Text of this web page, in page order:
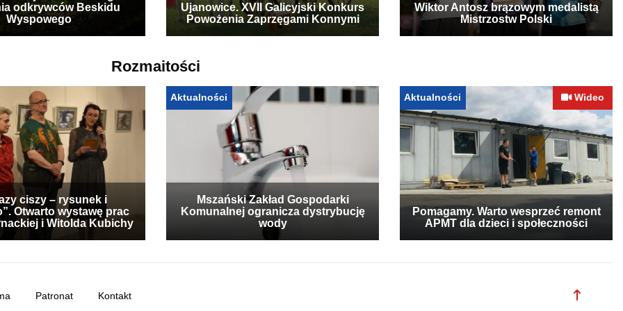
odkrywców Beskidu
Wyspowego
Ujanowice. XVII Galicyjski Konkurs
Powożenia Zaprzęgami Konnymi
Wiktor Antosz brązowym medalistą
Mistrzostw Polski
Rozmaitości
ciszy – rysunek i
Otwarto wystawę prac
i Witolda Kubichy
Aktualności
Mszański Zakład Gospodarki
Komunalnej ogranicza dystrybucję
wody
Aktualności Wideo
Pomagamy. Warto wesprzeć remont
APMT dla dzieci i społeczności
Patronat Kontakt